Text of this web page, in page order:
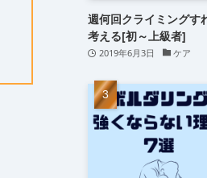
週何回クライミングす
考える[初～上級者]
2019年6月3日 ケア